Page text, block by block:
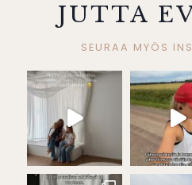
JUTTA
SEURAA MYÖS